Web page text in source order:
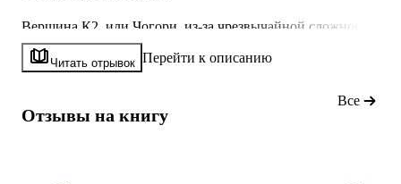
Вершина К2, или Чогори, из-за чрезвычайной сложности
восхождения получила название «Дикая гора». Ее высота
составляет 8611 метров — это самый северный
Аннапурны и Нанга-Парбат по показателю смертности.
Читать отрывок Перейти к описанию
Отзывы на книгу
Все